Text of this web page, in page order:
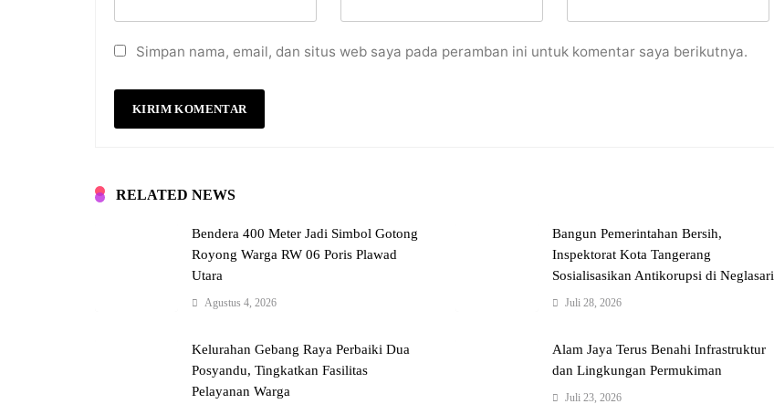
Simpan nama, email, dan situs web saya pada peramban ini untuk komentar saya berikutnya.
RELATED NEWS
Bendera 400 Meter Jadi Simbol Gotong
Royong Warga RW 06 Poris Plawad
Utara
Agustus 4, 2026
Bangun Pemerintahan Bersih,
Inspektorat Kota Tangerang
Sosialisasikan Antikorupsi di Neglasari
Juli 28, 2026
Kelurahan Gebang Raya Perbaiki Dua
Posyandu, Tingkatkan Fasilitas
Pelayanan Warga
Alam Jaya Terus Benahi Infrastruktur
dan Lingkungan Permukiman
Juli 23, 2026